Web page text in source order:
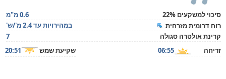
סיכוי למשקעים 22%
0.6 מ"מ
רוח דרומית מזרחית
במהירויות עד 2.4 מ'/ש'
קרינת אולטרה סגולה
7
זריחה
06:55 שקיעת שמש 20:51